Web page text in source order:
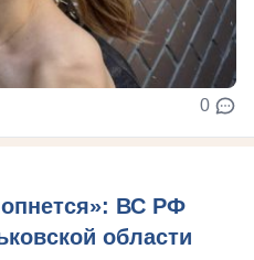
0
ВС РФ
области